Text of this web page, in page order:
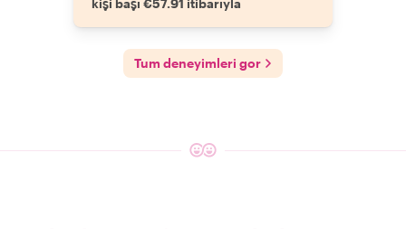
kişi başı €57.91 itibarıyla
Tum deneyimleri gor